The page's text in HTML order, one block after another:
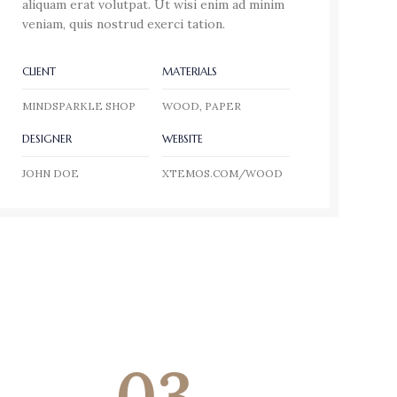
aliquam erat volutpat. Ut wisi enim ad minim
veniam, quis nostrud exerci tation.
CLIENT
MINDSPARKLE SHOP
DESIGNER
JOHN DOE
MATERIALS
WOOD, PAPER
WEBSITE
XTEMOS.COM/WOOD